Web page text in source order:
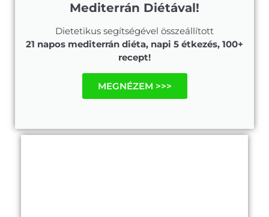
Mediterrán Diétával!
Dietetikus segítségével összeállított
21 napos mediterrán diéta, napi 5 étkezés, 100+
recept!
MEGNÉZEM >>>